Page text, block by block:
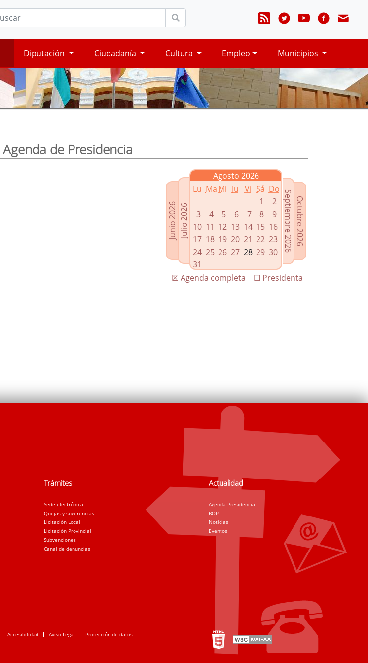
Diputación Ciudadanía Cultura Empleo Municipios
Agenda de Presidencia
Junio 2026Julio 2026
Agosto 2026
Lu MaMi Ju Vi Sá Do
1
2
3
4 5 6 7 8
9
10 11 12 13 14 15 16
17 18 19 20 21 22 23
24 25 26 27 28 29 30
31
Octubre 2026
Septiembre 2026
☐ Presidenta
☒ Agenda completa
Trámites
Sede electrónica
Quejas y sugerencias
Licitación Local
Licitación Provincial
Subvenciones
Canal de denuncias
Actualidad
Agenda Presidencia
BOP
Noticias
Eventos
Accesibilidad Aviso Legal Protección de datos